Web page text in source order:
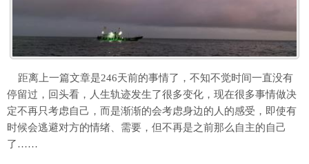
距离上一篇文章是246天前的事情了，不知不觉时间一直没有
停留过，回头看，人生轨迹发生了很多变化，现在很多事情做决
定不再只考虑自己，而是渐渐的会考虑身边的人的感受，即使有
时候会逃避对方的情绪、需要，但不再是之前那么自主的自己
了……